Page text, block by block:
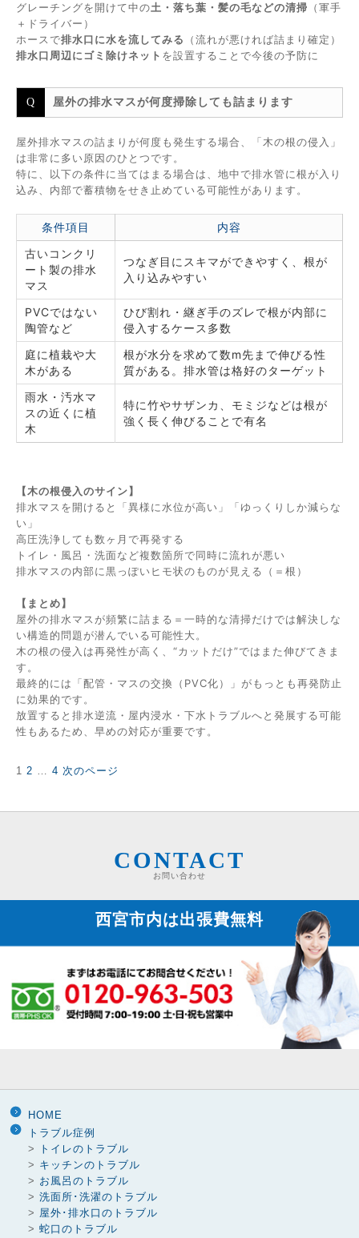
グレーチングを開けて中の土・落ち葉・髪の毛などの清掃 （軍手
＋ドライバー）
ホースで排水口に水を流してみる
（流れが悪ければ詰まり確定）
排水口周辺にゴミ除けネット を設置することで今後の予防に
屋外の排水マスが何度掃除しても詰まります
屋外排水マスの詰まりが何度も発生する場合、「木の根の侵入」
は非常に多い原因のひとつです。
特に、以下の条件に当てはまる場合は、地中で排水管に根が入り
込み、内部で蓄積物をせき止めている可能性があります。
条件項目
内容
古いコンクリ
ート製の排水
マス
つなぎ目にスキマができやすく、根が
入り込みやすい
PVCではない
陶管など
ひび割れ・継ぎ手のズレで根が内部に
侵入するケース多数
庭に植栽や大
木がある
根が水分を求めて数m先まで伸びる性
質がある。排水管は格好のターゲット
雨水・汚水マ
スの近くに植
木
特に竹やサザンカ、モミジなどは根が
強く長く伸びることで有名
【木の根侵入のサイン】
排水マスを開けると「異様に水位が高い」「ゆっくりしか減らな
い」
高圧洗浄しても数ヶ月で再発する
トイレ・風呂・洗面など複数箇所で同時に流れが悪い
排水マスの内部に黒っぽいヒモ状のものが見える（＝根）
【まとめ】
屋外の排水マスが頻繁に詰まる＝一時的な清掃だけでは解決しな
い構造的問題が潜んでいる可能性大。
木の根の侵入は再発性が高く、“カットだけ”ではまた伸びてきま
す。
最終的には「配管・マスの交換（PVC化）」がもっとも再発防止
に効果的です。
放置すると排水逆流・屋内浸水・下水トラブルへと発展する可能
性もあるため、早めの対応が重要です。
投固
1 固
2 … 固
4 次のページ
CONTACT
お問い合わせ
西宮市内は出張費無料
HOME
トラブル症例
>
トイレのトラブル
> キッチンのトラブル
> お風呂のトラブル
> 洗面所･洗濯のトラブル
> 屋外･排水口のトラブル
> 蛇口のトラブル